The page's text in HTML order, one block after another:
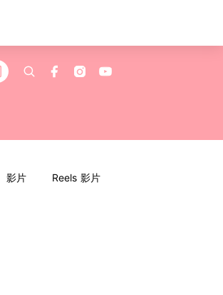
影片 Reels 影片